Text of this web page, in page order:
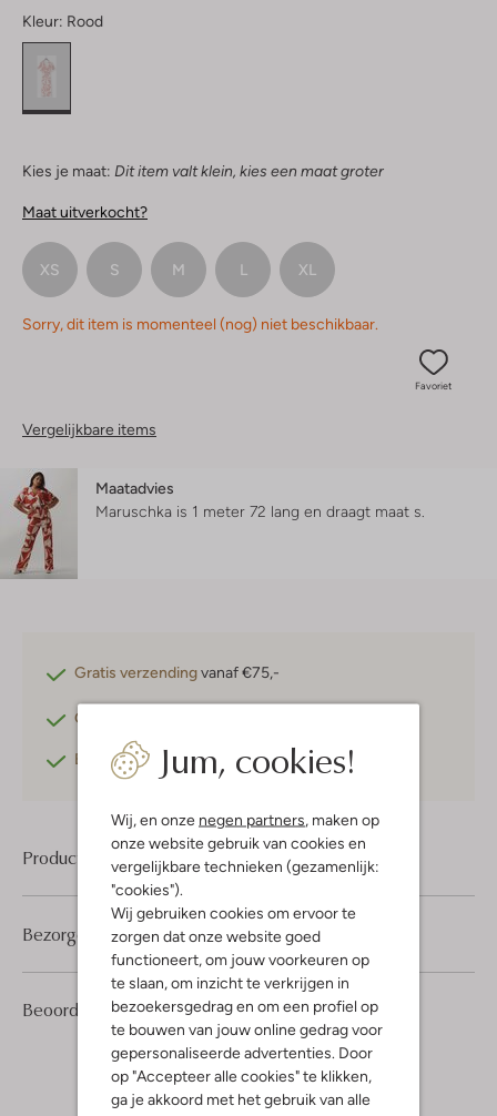
Jum, cookies!
Wij, en onze negen partners, maken op
onze website gebruik van cookies en
vergelijkbare technieken (gezamenlijk:
"cookies").
Wij gebruiken cookies om ervoor te
zorgen dat onze website goed
functioneert, om jouw voorkeuren op
te slaan, om inzicht te verkrijgen in
bezoekersgedrag en om een profiel op
te bouwen van jouw online gedrag voor
gepersonaliseerde advertenties. Door
op "Accepteer alle cookies" te klikken,
ga je akkoord met het gebruik van alle
Kleur: Rood
Kies je maat: Dit item valt klein, kies een maat groter
Maat uitverkocht?
XS S M L XL
Sorry, dit item is momenteel (nog) niet beschikbaar.
Favoriet
Vergelijkbare items
Maatadvies
Maruschka is 1 meter 72 lang en draagt maat s.
Gratis verzendingvanaf €75,-
Gratis retourneren
Betaal achteraf met Klarna
Product informatie
Beoordelingen (1) 2/5
1
2
Sterren
Bezorgen & retourneren